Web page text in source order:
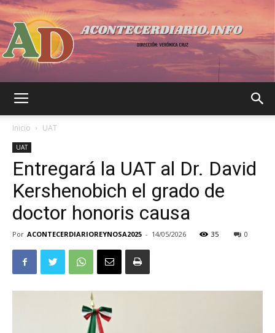
Diario
Inicio UAT
UAT
Entregará la UAT al Dr. David
Kershenobich el grado de
doctor honoris causa
Por ACONTECERDIARIOREYNOSA2025 - 14/05/2026 35 0